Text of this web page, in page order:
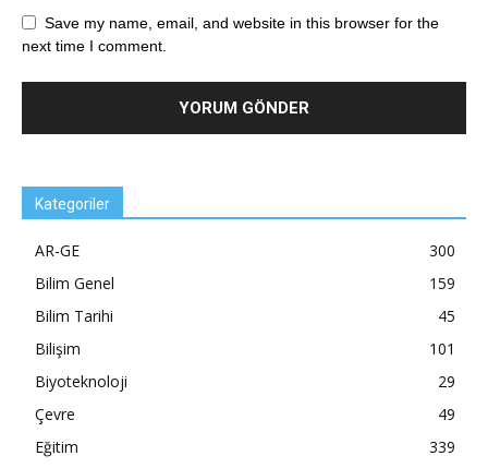
Save my name, email, and website in this browser for the
next time I comment.
Kategoriler
AR-GE
300
Bilim Genel
159
Bilim Tarihi
45
Bilişim
101
Biyoteknoloji
29
Çevre
49
Eğitim
339